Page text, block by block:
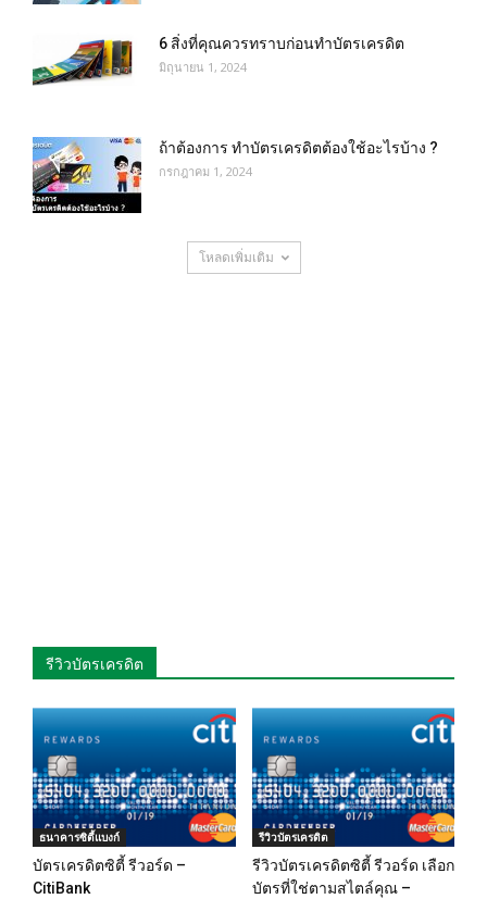
6 สิ่งที่คุณควรทราบก่อนทำบัตรเครดิต
มิถุนายน 1, 2024
ถ้าต้องการ ทําบัตรเครดิตต้องใช้อะไรบ้าง ?
กรกฎาคม 1, 2024
โหลดเพิ่มเติม
รีวิวบัตรเครดิต
ธนาคารซิตี้แบงก์
บัตรเครดิตซิตี้ รีวอร์ด –
CitiBank
รีวิวบัตรเครดิต
รีวิวบัตรเครดิตซิตี้ รีวอร์ด เลือก
บัตรที่ใช่ตามสไตล์คุณ –